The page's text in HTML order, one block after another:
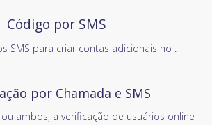
Código por SMS
SMS para criar contas adicionais no .
por Chamada e SMS
ou ambos, a verificação de usuários online